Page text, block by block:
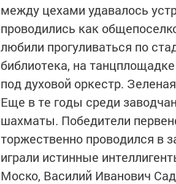
между цехами удавалось
проводились как
любили прогуливаться по
библиотека, на
под духовой оркестр.
Еще в те годы среди
шахматы. Победители
торжественно проводился в
играли истинные
Моско, Василий Иванович